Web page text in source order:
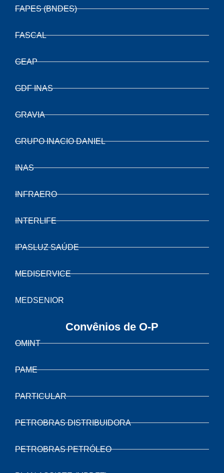
FAPES (BNDES)
FASCAL
GEAP
GDF INAS
GRAVIA
GRUPO INACIO DANIEL
INAS
INFRAERO
INTERLIFE
IPASLUZ SAÚDE
MEDISERVICE
MEDSENIOR
Convênios de O-P
OMINT
PAME
PARTICULAR
PETROBRAS DISTRIBUIDORA
PETROBRAS PETRÓLEO